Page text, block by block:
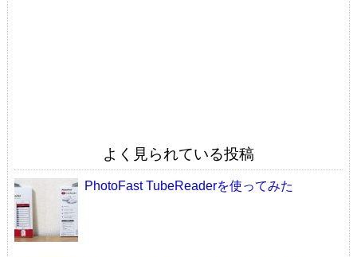
よく見られている投稿
PhotoFast TubeReaderを使ってみた